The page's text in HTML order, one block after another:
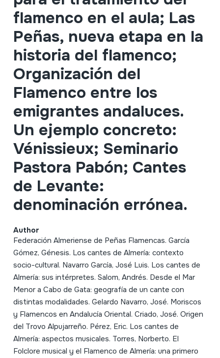
flamenco en el aula; Las
Peñas, nueva etapa en la
historia del flamenco;
Organización del
Flamenco entre los
emigrantes andaluces.
Un ejemplo concreto:
Vénissieux; Seminario
Pastora Pabón; Cantes
de Levante:
denominación errónea.
Author
Federación Almeriense de Peñas Flamencas. García
Gómez, Génesis. Los cantes de Almería: contexto
socio-cultural. Navarro García, José Luis. Los cantes de
Almería: sus intérpretes. Salom, Andrés. Desde el Mar
Menor a Cabo de Gata: geografía de un cante con
distintas modalidades. Gelardo Navarro, José. Moriscos
y Flamencos en Andalucía Oriental. Criado, José. Origen
del Trovo Alpujarreño. Pérez, Eric. Los cantes de
Almería: aspectos musicales. Torres, Norberto. El
Folclore musical y el Flamenco de Almería: una primero